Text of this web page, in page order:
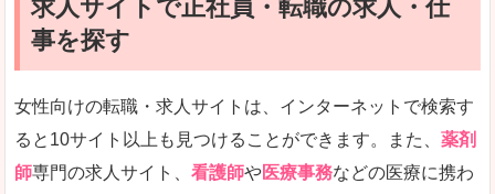
求人サイトで正社員・転職の求人・仕
事を探す
女性向けの転職・求人サイトは、インターネットで検索す
ると10サイト以上も見つけることができます。また、 薬剤
師専門の求人サイト、 看護師や医療事務などの医療に携わ